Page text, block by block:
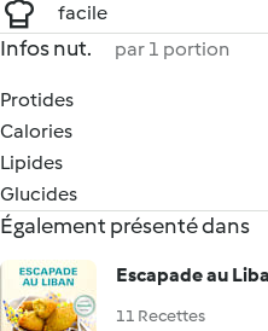
facile
Infos nut. par 1 portion
Protides
Calories
Lipides
Glucides
Également présenté dans
Escapade au
11 Recettes